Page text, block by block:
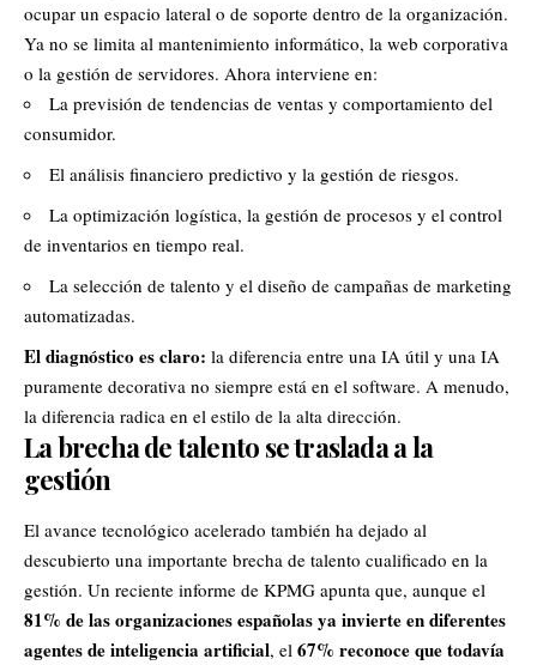
ocupar un espacio lateral o de soporte dentro de la organización.
Ya no se limita al mantenimiento informático, la web corporativa
o la gestión de servidores. Ahora interviene en:
La previsión de tendencias de ventas y comportamiento del
consumidor.
El análisis financiero predictivo y la gestión de riesgos.
La optimización logística, la gestión de procesos y el control
de inventarios en tiempo real.
La selección de talento y el diseño de campañas de marketing
automatizadas.
El diagnóstico es claro: la diferencia entre una IA útil y una IA
puramente decorativa no siempre está en el software. A menudo,
la diferencia radica en el estilo de la alta dirección.
La brecha de talento se traslada a la
gestión
El avance tecnológico acelerado también ha dejado al
descubierto una importante brecha de talento cualificado en la
gestión. Un reciente informe de KPMG apunta que, aunque el
81% de las organizaciones españolas ya invierte en diferentes
agentes de inteligencia artificial, el 67% reconoce que todavía